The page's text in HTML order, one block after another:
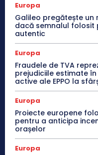
Europa
Galileo pregătește un
dacă semnalul folosit
autentic
Europa
Fraudele de TVA
prejudiciile estimate
active ale EPPO la
Europa
Proiecte europene
pentru a anticipa
orașelor
Europa